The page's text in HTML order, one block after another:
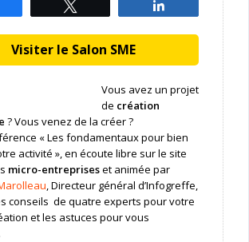
Visiter le Salon SME
Vous avez un projet
de création
? Vous venez de la créer ?
« Les fondamentaux pour bien
activité », en écoute libre sur le site
micro-entrepriseset animée par
, Directeur général d’Infogreffe,
conseils de quatre experts pour votre
et les astuces pour vous